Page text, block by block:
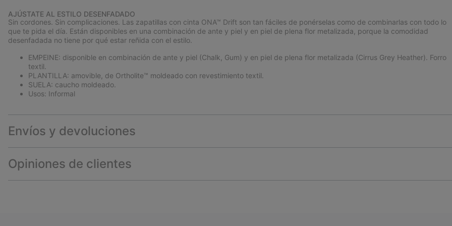
AJÚSTATE AL ESTILO DESENFADADO
Sin cordones. Sin complicaciones. Las zapatillas con cinta ONA™ Drift son tan fáciles de ponérselas como de combinarlas con todo lo
que te pida el día. Están disponibles en una combinación de ante y piel y en piel de plena flor metalizada, porque la comodidad
desenfadada no tiene por qué estar reñida con el estilo.
EMPEINE: disponible en combinación de ante y piel (Chalk, Gum) y en piel de plena flor metalizada (Cirrus Grey Heather). Forro
textil.
PLANTILLA: amovible, de Ortholite™ moldeado con revestimiento textil.
SUELA: caucho moldeado.
Usos: Informal
Envíos y devoluciones
Opiniones de clientes